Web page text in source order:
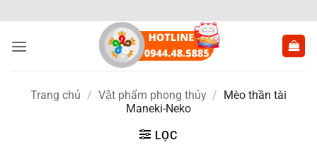
qua
nội
Trang chủ / Vật phẩm phong thủy / Mèo thần tài
Maneki-Neko
LỌC